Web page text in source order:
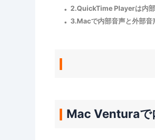
2.QuickTime Playerは内
3.Macで内部音声と外部音
Mac Venturaで